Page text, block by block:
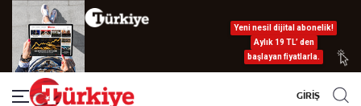
Yeni nesil dijital abonelik!
Aylık 19 TL’ den
başlayan fiyatlarla.
GİRİŞ